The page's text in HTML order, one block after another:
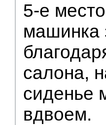
5-е
машинка
салона,
сиденье
вдвоем.